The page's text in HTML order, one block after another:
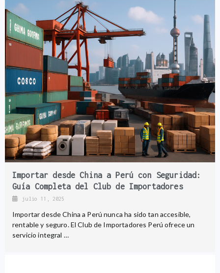
Importar desde China a Perú con Seguridad:
Guía Completa del Club de Importadores
julio 11, 2025
Importar desde China a Perú nunca ha sido tan accesible,
rentable y seguro. El Club de Importadores Perú ofrece un
servicio integral …